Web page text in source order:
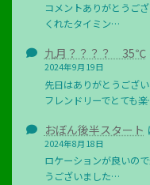
コメントありがとうご
くれたタイミン…
九月？？？？ 35℃
2024年9月19日
先日はありがとうござ
フレンドリーでとても
おぼん後半スタート
2024年8月18日
ロケーションが良いの
うございました…